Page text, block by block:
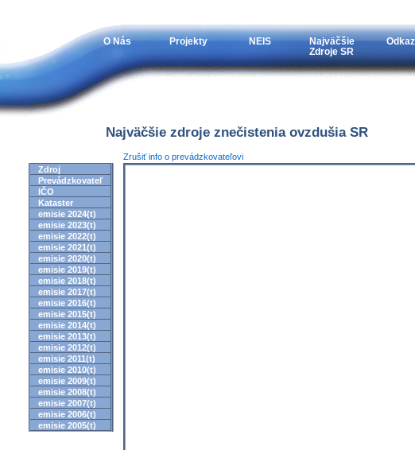
O Nás Projekty NEIS
Najväčšie
Zdroje SR
Najväčšie zdroje znečistenia ovzdušia SR
Zrušiť info o prevádzkovateľovi
Zdroj
Prevádzkovateľ
IČO
Kataster
emisie 2024(t)
emisie 2023(t)
emisie 2022(t)
emisie 2021(t)
emisie 2020(t)
emisie 2019(t)
emisie 2018(t)
emisie 2017(t)
emisie 2016(t)
emisie 2015(t)
emisie 2014(t)
emisie 2013(t)
emisie 2012(t)
emisie 2011(t)
emisie 2010(t)
emisie 2009(t)
emisie 2008(t)
emisie 2007(t)
emisie 2006(t)
emisie 2005(t)